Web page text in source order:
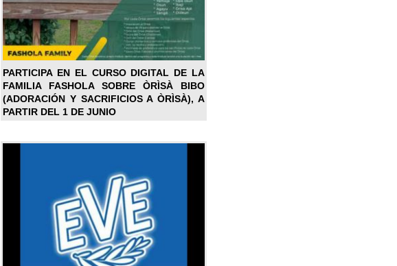
PARTICIPA EN EL CURSO DIGITAL DE LA
FAMILIA FASHOLA SOBRE ÒRÌSÀ BIBO
(ADORACIÓN Y SACRIFICIOS A ÒRÌSÀ), A
PARTIR DEL 1 DE JUNIO